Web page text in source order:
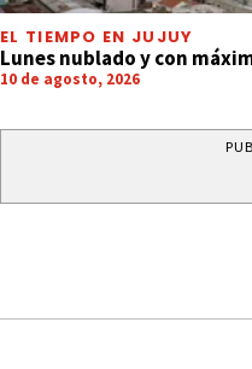
EL TIEMPO EN JUJUY
Lunes nublado y con
10 de agosto, 2026